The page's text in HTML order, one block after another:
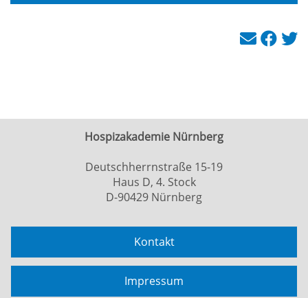
Hospizakademie Nürnberg
Deutschherrnstraße 15-19
Haus D, 4. Stock
D-90429 Nürnberg
Kontakt
Impressum